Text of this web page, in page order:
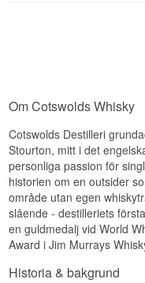
som
helt
Se
från
Typ:
Om Cotswolds Whisky
Cotswolds Destilleri
Stourton, mitt i det
personliga passion för
historien om en outsider
område utan egen
slående - destilleriets
en guldmedalj vid World
Award i Jim Murrays
Historia & bakgrund